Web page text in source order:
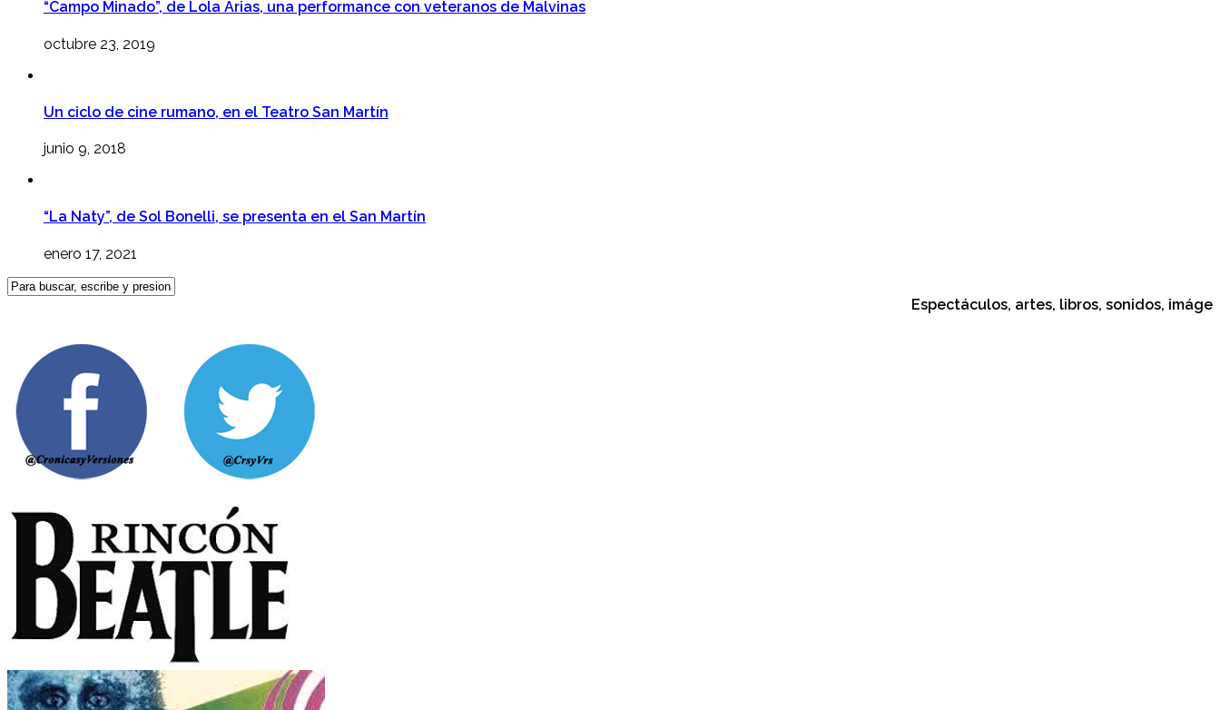
“Campo Minado”, de Lola Arias, una performance con veteranos de Malvinas
octubre 23, 2019
Un ciclo de cine rumano, en el Teatro San Martín
junio 9, 2018
“La Naty”, de Sol Bonelli, se presenta en el San Martín
enero 17, 2021
Espectáculos, artes, libros, sonidos,